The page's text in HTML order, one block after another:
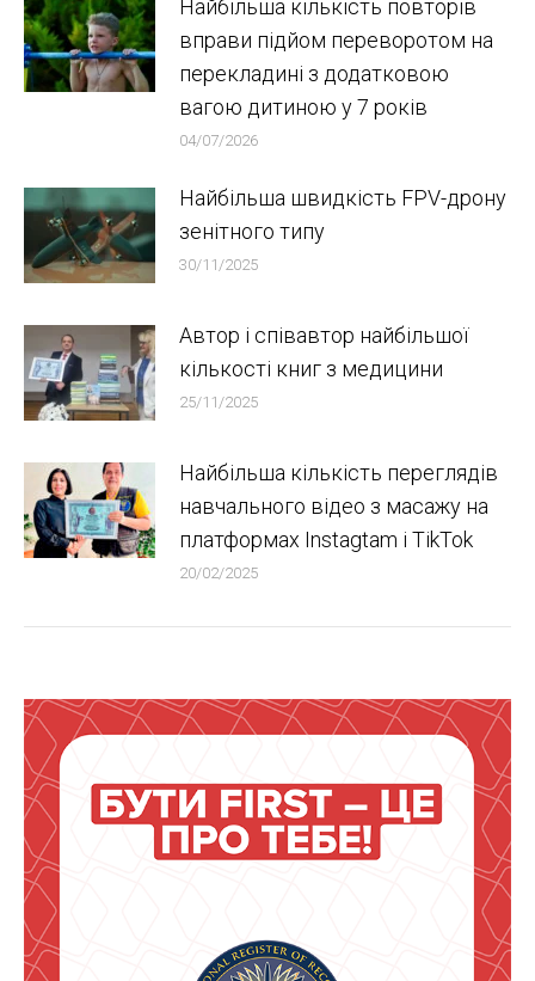
Найбільша кількість повторів
вправи підйом переворотом на
перекладині з додатковою
вагою дитиною у 7 років
04/07/2026
Найбільша швидкість FPV-дрону
зенітного типу
30/11/2025
Автор і співавтор найбільшої
кількості книг з медицини
25/11/2025
Найбільша кількість переглядів
навчального відео з масажу на
платформах Instagtam i TikTok
20/02/2025